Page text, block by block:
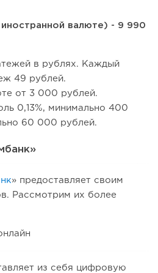
валюте) - 9 990
в рублях. Каждый
49 рублей.
от 3 000 рублей.
0,13%, минимально 400
60 000 рублей.
» предоставляет своим
Рассмотрим их более
из себя цифровую